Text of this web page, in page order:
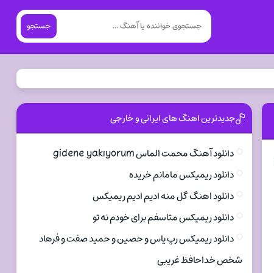
جستجو
جدیدترین اهنگ های ایرانی و خارجی
دانلود آهنگ محمت الماس gidene yakıyorum
دانلود ریمیکس مامانم خریده
دانلود اهنگ گل منه ادیم ادیم ریمیکس
دانلود ریمیکس متاسفم برای خودم نه تو
دانلود ریمیکس رپ یاس و حصین و حمید صفت و فرهاد
شخص خداحافظ غریبی